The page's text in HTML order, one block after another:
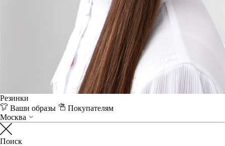
Резинки
Ваши образы
Покупателям
Москва
Поиск